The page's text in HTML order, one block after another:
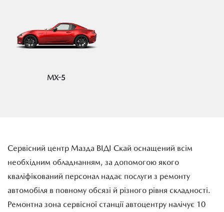
MX-5
Сервісний центр Мазда ВІДІ Скай оснащений всім
необхідним обладнанням, за допомогою якого
кваліфікований персонал надає послуги з ремонту
автомобіля в повному обсязі й різного рівня складності.
Ремонтна зона сервісної станції автоцентру налічує 10